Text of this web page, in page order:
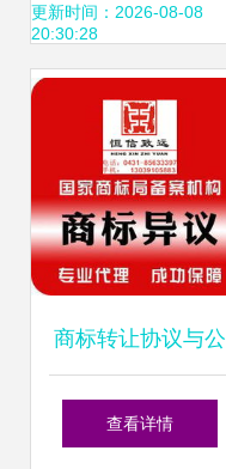
业快速获取品牌资
源
更新时间：2026-08-08
20:30:28
商标转让协议与公
证 保障权益，确保
查看详情